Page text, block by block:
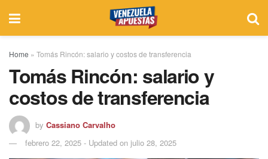
Home » Tomás Rincón: salario y costos de transferencia
Tomás Rincón: salario y
costos de transferencia
by Cassiano Carvalho
febrero 22, 2025 - Updated on julio 28, 2025